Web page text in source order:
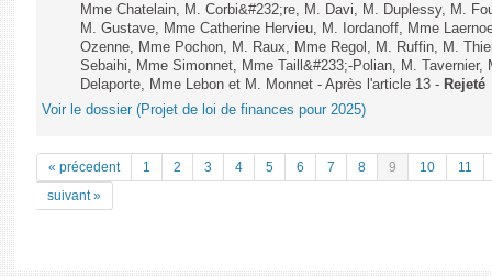
Mme Chatelain, M. Corbi&#232;re, M. Davi, M. Duplessy, M.
M. Gustave, Mme Catherine Hervieu, M. Iordanoff, Mme
Ozenne, Mme Pochon, M. Raux, Mme Regol, M. Ruffin, M.
Sebaihi, Mme Simonnet, Mme Taill&#233;-Polian, M. Tavernier,
Delaporte, Mme Lebon et M. Monnet - Après l'article 13 - Rejeté
Voir le dossier (Projet de loi de finances pour 2025)
« précedent 1 2 3 4 5 6 7 8 9 10
11
suivant »